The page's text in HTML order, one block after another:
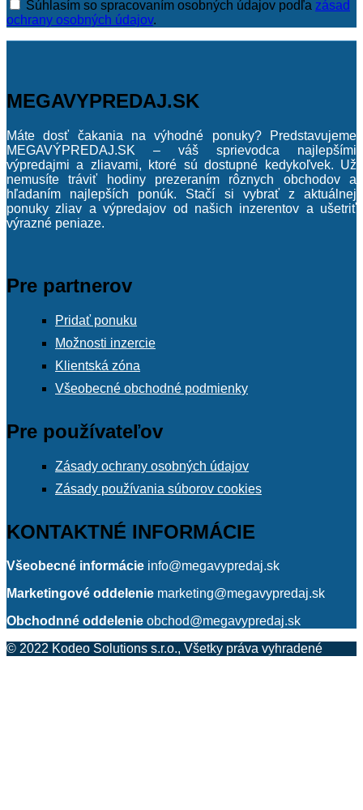
Súhlasím so spracovaním osobných údajov podľa zásad
ochrany osobných údajov.
MEGAVYPREDAJ.SK
Máte dosť čakania na výhodné ponuky? Predstavujeme
MEGAVÝPREDAJ.SK – váš sprievodca najlepšími
výpredajmi a zliavami, ktoré sú dostupné kedykoľvek. Už
nemusíte tráviť hodiny prezeraním rôznych obchodov a
hľadaním najlepších ponúk. Stačí si vybrať z aktuálnej
ponuky zliav a výpredajov od našich inzerentov a ušetriť
výrazné peniaze.
Pre partnerov
Pridať ponuku
Možnosti inzercie
Klientská zóna
Všeobecné obchodné podmienky
Pre používateľov
Zásady ochrany osobných údajov
Zásady používania súborov cookies
KONTAKTNÉ INFORMÁCIE
Všeobecné informácie info@megavypredaj.sk
Marketingové oddelenie marketing@megavypredaj.sk
Obchodnné oddelenie obchod@megavypredaj.sk
© 2022 Kodeo Solutions s.r.o., Všetky práva vyhradené